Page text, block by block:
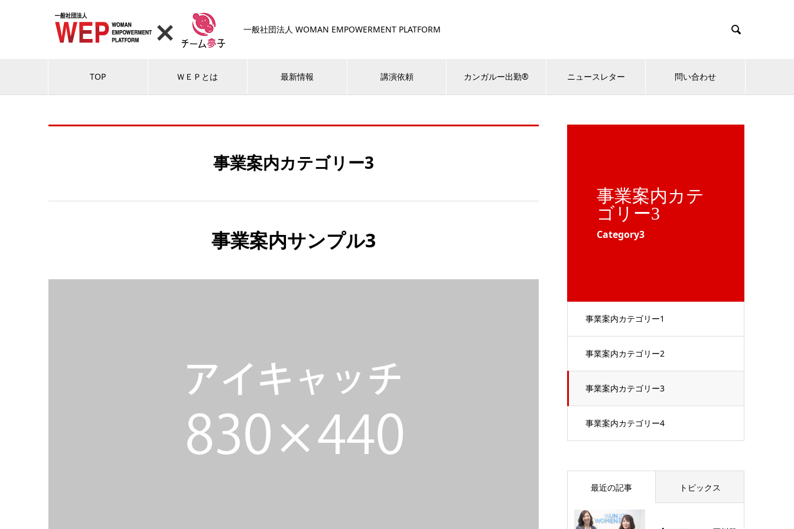
一般社団法人 WOMAN EMPOWERMENT PLATFORM 
TOP ＷＥＰとは 最新情報 講演依頼 カンガルー出勤® ニュースレター 問い合わせ
事業案内カテ
ゴリー3
Category3
事業案内カテゴリー1
事業案内カテゴリー2
事業案内カテゴリー3
事業案内カテゴリー4
事業案内カテゴリー3
事業案内サンプル3
最近の記事 トピックス